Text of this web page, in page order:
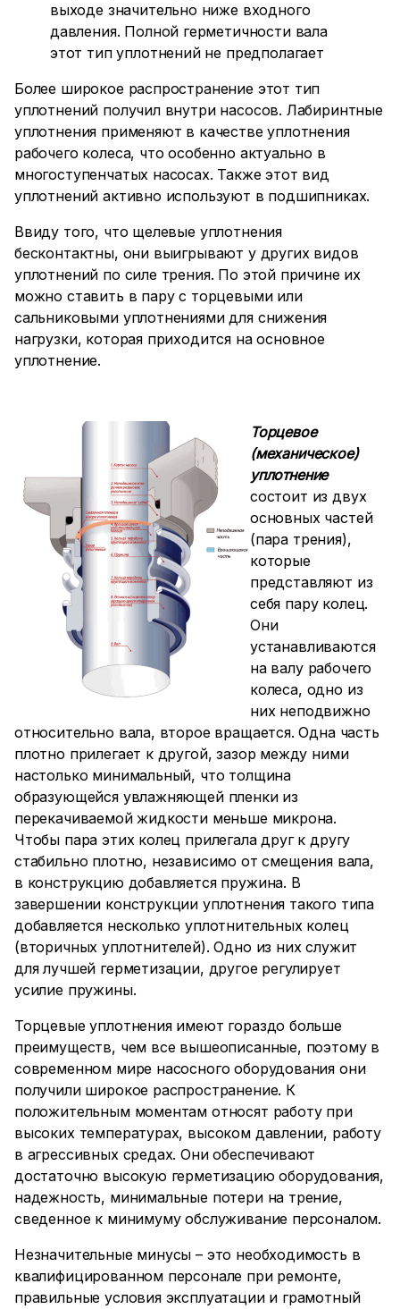
выходе значительно ниже входного
давления. Полной герметичности вала
этот тип уплотнений не предполагает
Более широкое распространение этот тип
уплотнений получил внутри насосов. Лабиринтные
уплотнения применяют в качестве уплотнения
рабочего колеса, что особенно актуально в
многоступенчатых насосах. Также этот вид
уплотнений активно используют в подшипниках.
Ввиду того, что щелевые уплотнения
бесконтактны, они выигрывают у других видов
уплотнений по силе трения. По этой причине их
можно ставить в пару с торцевыми или
сальниковыми уплотнениями для снижения
нагрузки, которая приходится на основное
уплотнение.
Торцевое
(механическое)
уплотнение
состоит из двух
основных частей
(пара трения),
которые
представляют из
себя пару колец.
Они
устанавливаются
на валу рабочего
колеса, одно из
них неподвижно
относительно вала, второе вращается. Одна часть
плотно прилегает к другой, зазор между ними
настолько минимальный, что толщина
образующейся увлажняющей пленки из
перекачиваемой жидкости меньше микрона.
Чтобы пара этих колец прилегала друг к другу
стабильно плотно, независимо от смещения вала,
в конструкцию добавляется пружина. В
завершении конструкции уплотнения такого типа
добавляется несколько уплотнительных колец
(вторичных уплотнителей). Одно из них служит
для лучшей герметизации, другое регулирует
усилие пружины.
Торцевые уплотнения имеют гораздо больше
преимуществ, чем все вышеописанные, поэтому в
современном мире насосного оборудования они
получили широкое распространение. К
положительным моментам относят работу при
высоких температурах, высоком давлении, работу
в агрессивных средах. Они обеспечивают
достаточно высокую герметизацию оборудования,
надежность, минимальные потери на трение,
сведенное к минимуму обслуживание персоналом.
Незначительные минусы – это необходимость в
квалифицированном персонале при ремонте,
правильные условия эксплуатации и грамотный